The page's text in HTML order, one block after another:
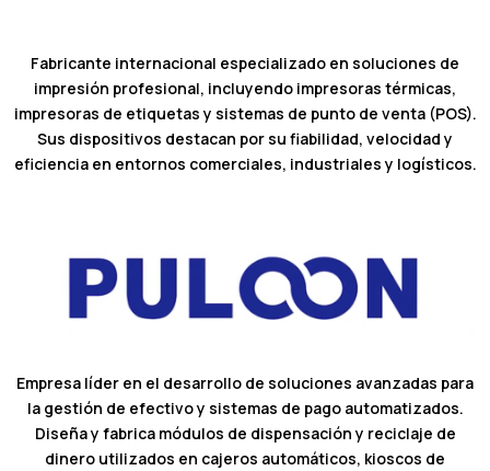
Fabricante internacional especializado en soluciones de
impresión profesional, incluyendo impresoras térmicas,
impresoras de etiquetas y sistemas de punto de venta (POS).
Sus dispositivos destacan por su fiabilidad, velocidad y
eficiencia en entornos comerciales, industriales y logísticos.
Empresa líder en el desarrollo de soluciones avanzadas para
la gestión de efectivo y sistemas de pago automatizados.
Diseña y fabrica módulos de dispensación y reciclaje de
dinero utilizados en cajeros automáticos, kioscos de